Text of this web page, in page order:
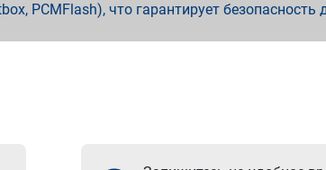
PCMFlash), что гарантирует